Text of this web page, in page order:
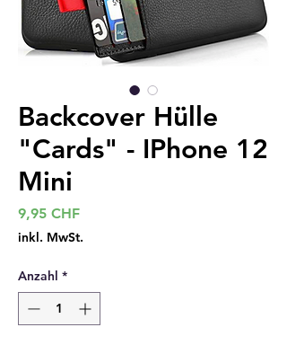
Backcover Hülle
"Cards" - IPhone 12
Mini
9,95 CHFPreis
inkl. MwSt.
Anzahl *